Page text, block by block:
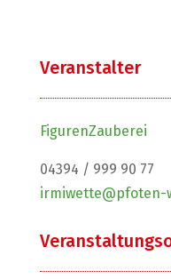
Veranstalter
FigurenZauberei
04394 / 999 90 77
irmiwette@pfoten-